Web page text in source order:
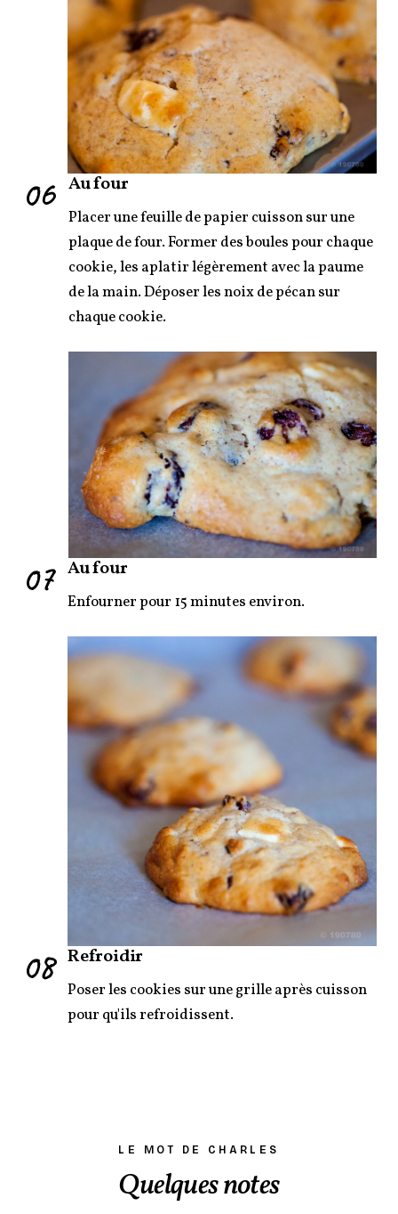
06 Au four
Placer une feuille de papier cuisson sur une
plaque de four. Former des boules pour chaque
cookie, les aplatir légèrement avec la paume
de la main. Déposer les noix de pécan sur
chaque cookie.
07 Au four
Enfourner pour 15 minutes environ.
08 Refroidir
Poser les cookies sur une grille après cuisson
pour qu'ils refroidissent.
LE MOT DE CHARLES
Quelques notes